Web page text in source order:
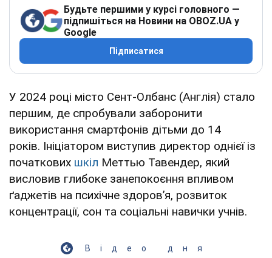
Будьте першими у курсі головного —
підпишіться на Новини на OBOZ.UA у
Google
Підписатися
У 2024 році місто Сент-Олбанс (Англія) стало
першим, де спробували заборонити
використання смартфонів дітьми до 14
років. Ініціатором виступив директор однієї із
початкових шкіл Меттью Тавендер, який
висловив глибоке занепокоєння впливом
ґаджетів на психічне здоров’я, розвиток
концентрації, сон та соціальні навички учнів.
Відео дня